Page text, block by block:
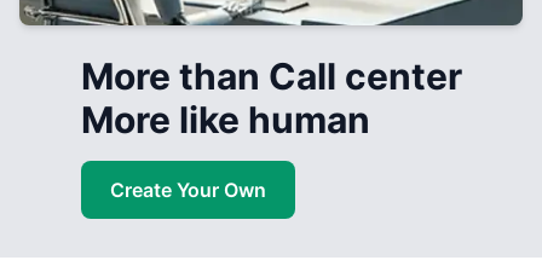
More than Call center
More like human
Create Your Own